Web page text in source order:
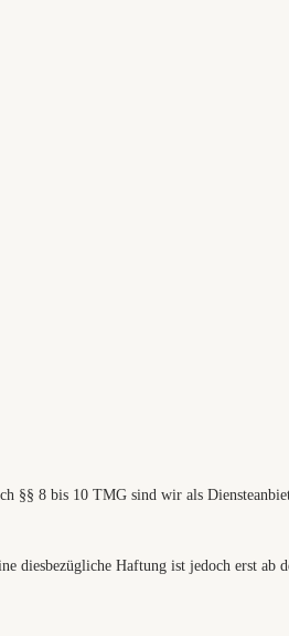
§§ 8 bis 10 TMG sind wir als
diesbezügliche Haftung ist jedoch erst ab